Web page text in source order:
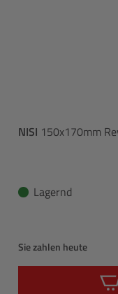
NISI
Lagernd
Sie zahlen heute